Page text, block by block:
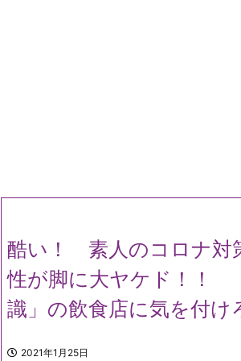
酷い！ 素人のコロナ対
性が脚に大ヤケド！！
識」の飲食店に気を付け
2021年1月25日